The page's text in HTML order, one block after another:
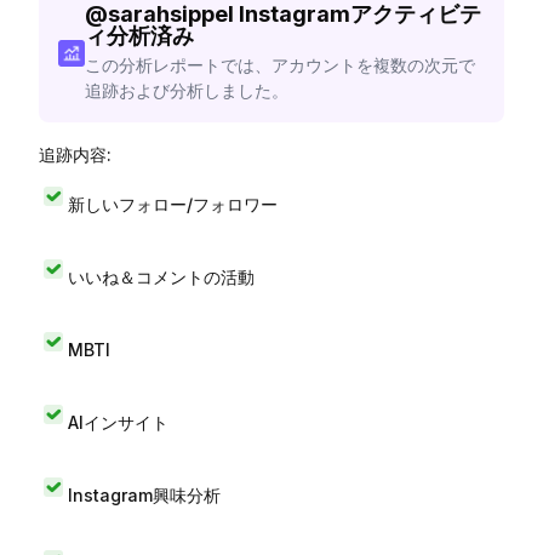
@sarahsippel Instagramアクティビテ
ィ分析済み
この分析レポートでは、アカウントを複数の次元で
追跡および分析しました。
追跡内容:
新しいフォロー/フォロワー
いいね＆コメントの活動
MBTI
AIインサイト
Instagram興味分析